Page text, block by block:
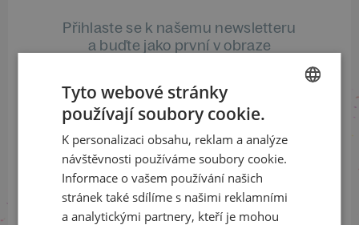
Přihlaste se k našemu newsletteru
a buďte jako první v obraze
ODEBÍRAT NEWSLETTER
Sledujte nás na sociálních sítích
LinkedInflickr
ENGLISH
Tyto webové stránky
používají soubory cookie.
K personalizaci obsahu, reklam a analýze
návštěvnosti používáme soubory cookie.
Informace o vašem používání našich
stránek také sdílíme s našimi reklamními
a analytickými partnery, kteří je mohou